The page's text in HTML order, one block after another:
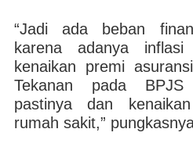
“Jadi ada beban
karena adanya
kenaikan premi
Tekanan pada BPJS
pastinya dan
rumah sakit,”